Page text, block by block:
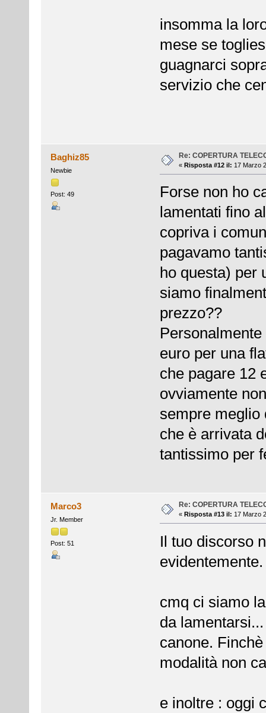
insomma la
mese se
guagnarci
servizio che
Baghiz85
Newbie
Post: 49
Re: COPERTURA
« Risposta #12 il: 17 Marzo
Forse non ho
lamentati fino
copriva i
pagavamo
ho questa) per
siamo
prezzo??
euro per una
che pagare 12
ovviamente
sempre meglio
che è arrivata
tantissimo per
Marco3
Jr. Member
Post: 51
Re: COPERTURA
« Risposta #13 il: 17 Marzo
Il tuo discorso
evidentemente.
cmq ci siamo
da
canone.
modalità non
e inoltre : oggi